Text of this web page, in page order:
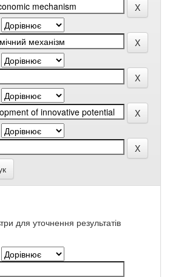
для уточнення результатів